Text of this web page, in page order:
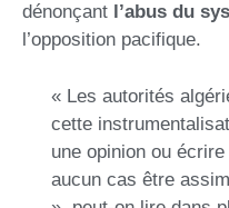
dénonçant l’abus du
l’opposition pacifique.
« Les autorités
cette
une opinion ou
aucun cas être